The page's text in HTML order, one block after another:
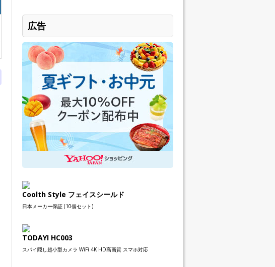
広告
Coolth Style フェイスシールド
日本メーカー保証 (10個セット)
TODAYI HC003
スパイ隠し超小型カメラ WiFi 4K HD高画質 スマホ対応